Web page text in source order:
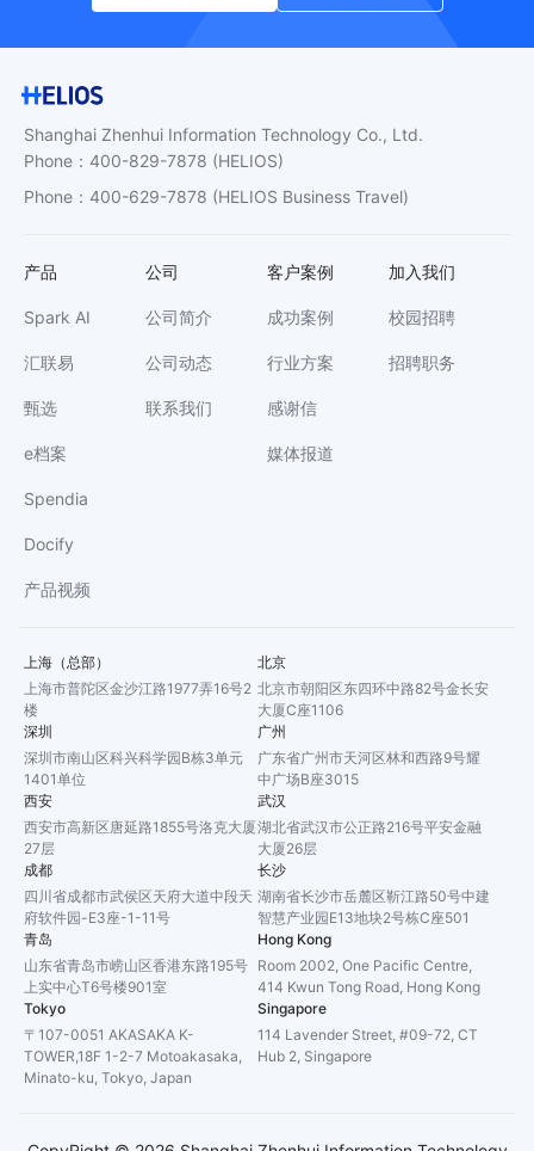
Shanghai Zhenhui Information Technology Co., Ltd.
Phone ： 400-829-7878 (HELIOS)
Phone ： 400-629-7878 (HELIOS Business Travel)
产品
Spark AI
汇联易
甄选
e档案
Spendia
Docify
产品视频
公司
公司简介
公司动态
联系我们
客户案例
成功案例
行业方案
感谢信
媒体报道
加入我们
校园招聘
招聘职务
上海（总部）
上海市普陀区金沙江路1977弄16号2
楼
北京
北京市朝阳区东四环中路82号金长安
大厦C座1106
深圳
深圳市南山区科兴科学园B栋3单元
1401单位
广州
广东省广州市天河区林和西路9号耀
中广场B座3015
西安
西安市高新区唐延路1855号洛克大厦
27层
武汉
湖北省武汉市公正路216号平安金融
大厦26层
成都
四川省成都市武侯区天府大道中段天
府软件园-E3座-1-11号
长沙
湖南省长沙市岳麓区靳江路50号中建
智慧产业园E13地块2号栋C座501
青岛
山东省青岛市崂山区香港东路195号
上实中心T6号楼901室
Hong Kong
Room 2002, One Pacific Centre,
414 Kwun Tong Road, Hong Kong
Tokyo
〒107-0051 AKASAKA K-
TOWER,18F 1-2-7 Motoakasaka,
Minato-ku, Tokyo, Japan
Singapore
114 Lavender Street, #09-72, CT
Hub 2, Singapore